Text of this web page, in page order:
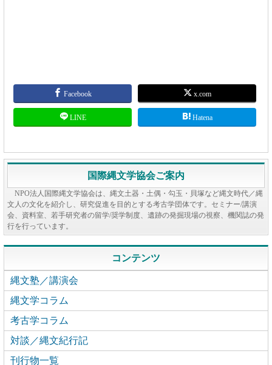
Facebook x.com
LINE Hatena
国際縄文学協会ご案内
NPO法人国際縄文学協会は、縄文土器・土偶・勾玉・貝塚など縄文時代／縄
文人の文化を紹介し、研究促進を目的とする考古学団体です。セミナー/講演
会、資料室、若手研究者の留学/奨学制度、遺跡の発掘現場の視察、機関誌の発
行を行っています。
コンテンツ
縄文塾／講演会
縄文学コラム
考古学コラム
対談／縄文紀行記
刊行物一覧